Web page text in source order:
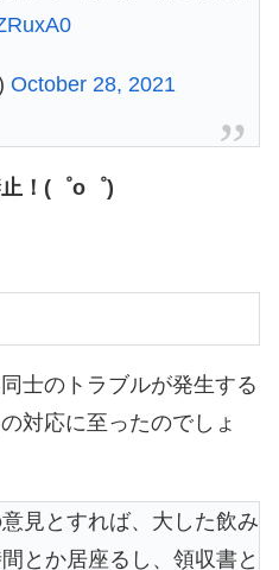
October 28, 2021
！(゜o゜)
士のトラブルが発生する
対応に至ったのでしょ
見とすれば、大した飲み
とか居座るし、領収書と